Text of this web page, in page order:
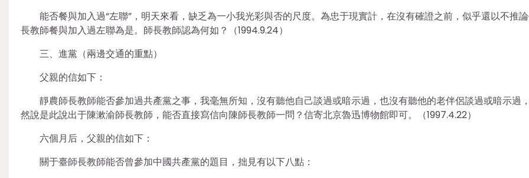
能否餐與加入過“左聯”，明天來看，缺乏為一小我光彩與否的尺度。為忠于現實計，在沒有確證之前，似乎還以不推
長教師餐與加入過左聯為是。師長教師認為何如？（1994.9.24）
三、進黨（兩邊交通的重點）
父親的信如下：
靜農師長教師能否參加過共產黨之事，我毫無所知，沒有聽他自己談過或暗示過，也沒有聽他的老伴侶談過或暗示過
然說是此說出于陳漱渝師長教師，能否直接寫信向陳師長教師一問？信寄北京魯迅博物館即可。（1997.4.22）
六個月后，父親的信如下：
關于臺師長教師能否曾參加中國共產黨的題目，拙見有以下八點：